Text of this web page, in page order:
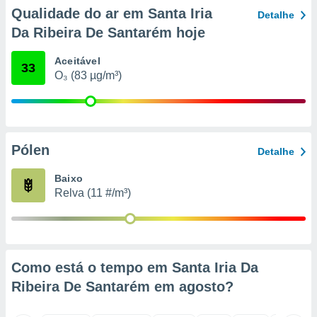
qual se
tal,
seu
ou opor-
na
o
num
Qualidade do ar em Santa Iria
Da Ribeira De Santarém hoje
Detalhe
33 Aceitável
O₃ (83 µg/m³)
Pólen Detalhe
Baixo
Relva (11 #/m³)
Como está o tempo em Santa Iria Da
Ribeira De Santarém em agosto?